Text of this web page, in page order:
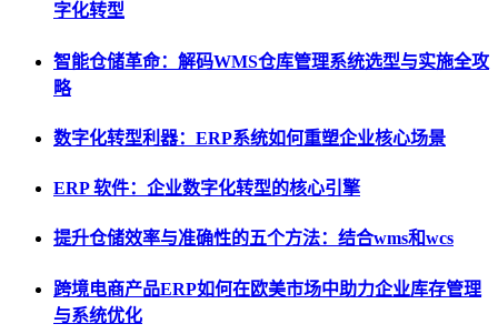
字化转型
智能仓储革命：解码WMS仓库管理系统选型与实施全攻
略
数字化转型利器：ERP系统如何重塑企业核心场景
ERP 软件：企业数字化转型的核心引擎
提升仓储效率与准确性的五个方法：结合wms和wcs
跨境电商产品ERP如何在欧美市场中助力企业库存管理
与系统优化